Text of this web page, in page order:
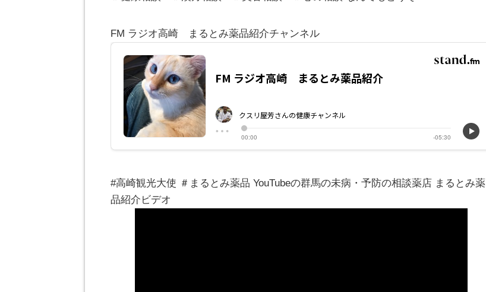
FM ラジオ高崎 まるとみ薬品紹介チャンネル
#高崎観光大使 ＃まるとみ薬品 YouTubeの群馬の未病・予防の相談薬店 まるとみ薬
品紹介ビデオ